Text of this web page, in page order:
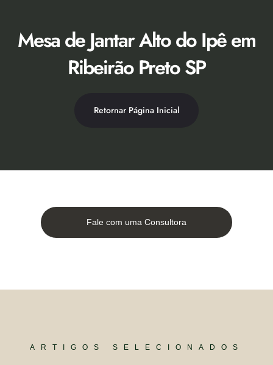
conteúdoMesa de Jantar Alto do Ipê em
Ribeirão Preto SP
Retornar Página Inicial
Fale com uma Consultora
ARTIGOS SELECIONADOS